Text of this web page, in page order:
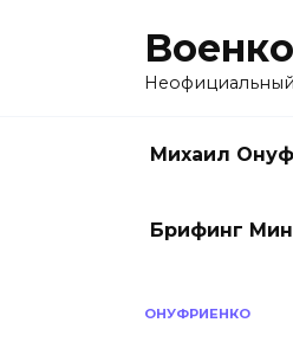
Михаил
Брифинг
ОНУФРИЕНКО